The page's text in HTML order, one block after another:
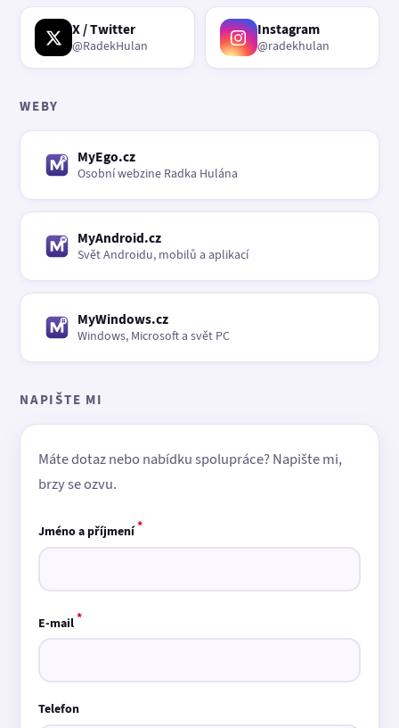
X / Twitter
@RadekHulan
Instagram
@radekhulan
WEBY
MyEgo.cz
Osobní webzine Radka Hulána
MyAndroid.cz
Svět Androidu, mobilů a aplikací
MyWindows.cz
Windows, Microsoft a svět PC
NAPIŠTE MI
Máte dotaz nebo nabídku spolupráce? Napište mi,
brzy se ozvu.
Jméno a příjmení*
E-mail*
Telefon